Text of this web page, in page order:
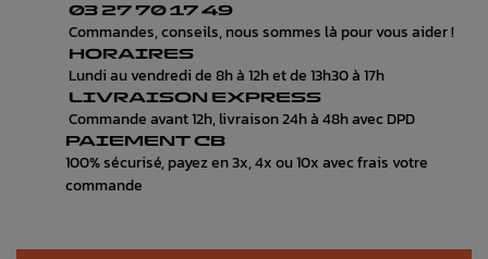
03 27 70 17 49
Commandes, conseils, nous sommes là pour vous aider !
HORAIRES
Lundi au vendredi de 8h à 12h et de 13h30 à 17h
LIVRAISON EXPRESS
Commande avant 12h, livraison 24h à 48h avec DPD
PAIEMENT CB
100% sécurisé, payez en 3x, 4x ou 10x avec frais votre
commande